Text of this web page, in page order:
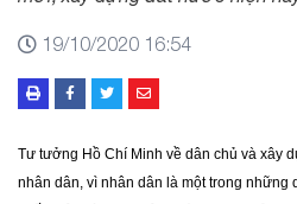
19/10/2020 16:54
Tư tưởng Hồ Chí Minh về dân chủ và xây
nhân dân, vì nhân dân là một trong những